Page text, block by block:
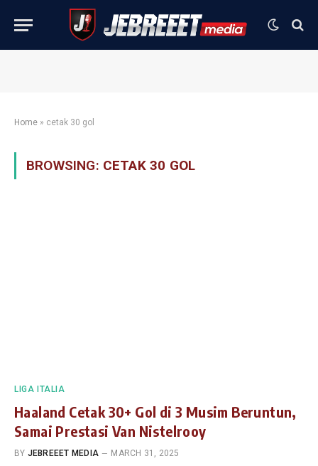
Home » cetak 30 gol
BROWSING: CETAK 30 GOL
LIGA ITALIA
Haaland Cetak 30+ Gol di 3 Musim Beruntun,
Samai Prestasi Van Nistelrooy
BY JEBREEET MEDIA MARCH 31, 2025